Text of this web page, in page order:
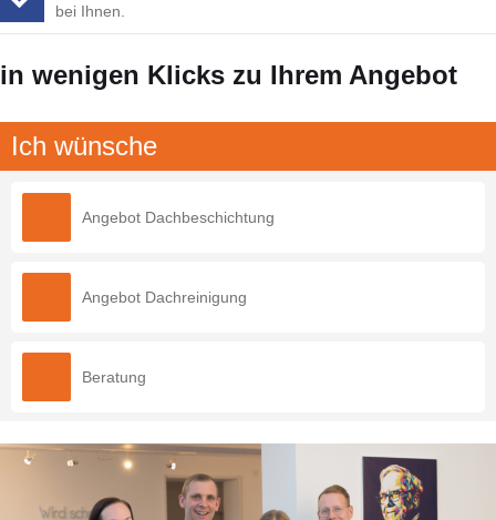
bei Ihnen.
in wenigen Klicks zu Ihrem Angebot
Ich wünsche
Angebot Dachbeschichtung
Angebot Dachreinigung
Beratung